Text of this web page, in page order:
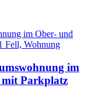
im
mit Parkplatz